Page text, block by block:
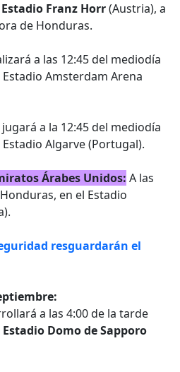
Estadio Franz Horr(Austria), a
de Honduras.
a las 12:45 del mediodía
Amsterdam Arena
jugará a la 12:45 del mediodía
Algarve (Portugal).
Árabes Unidos: A las
en el Estadio
resguardarán el
a las 4:00 de la tarde
Estadio Domo de Sapporo